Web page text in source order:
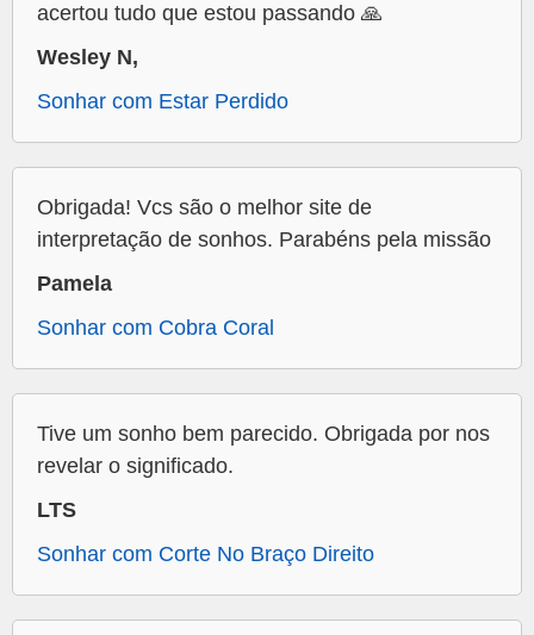
acertou tudo que estou passando 🙏
Wesley N,
Sonhar com Estar Perdido
Obrigada! Vcs são o melhor site de
interpretação de sonhos. Parabéns pela missão
Pamela
Sonhar com Cobra Coral
Tive um sonho bem parecido. Obrigada por nos
revelar o significado.
LTS
Sonhar com Corte No Braço Direito